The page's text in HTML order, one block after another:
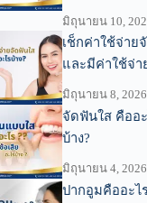
มิถุนายน 10,
เช็กค่าใช้จ่าย
และมีค่าใช้จ่า
มิถุนายน 8, 2026
จัดฟันใส คืออ
บ้าง?
มิถุนายน 4, 2026
ปากอูมคืออะไ